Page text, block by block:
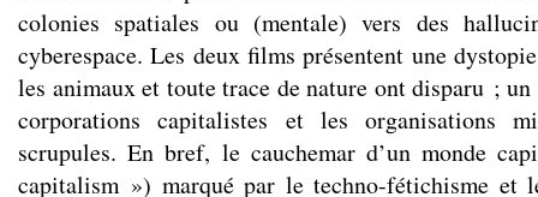
colonies spatiales ou (mentale) vers des
cyberespace. Les deux films présentent une
les animaux et toute trace de nature ont disparu ;
corporations capitalistes et les organisations
scrupules. En bref, le cauchemar d’un monde
capitalism ») marqué par le techno-fétichisme et